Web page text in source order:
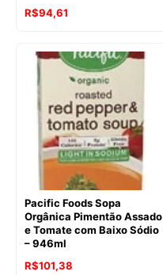
R$94,61
Pacific Foods Sopa
Orgânica Pimentão Assado
e Tomate com Baixo Sódio
– 946ml
O
R$101,38